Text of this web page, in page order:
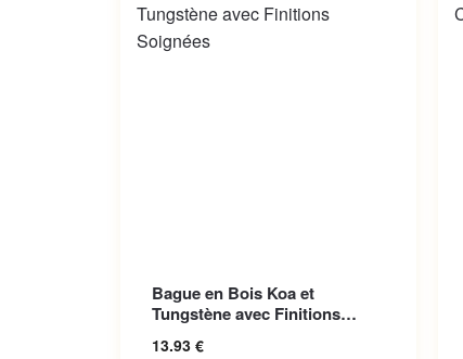
Bague en Bois Koa et
Tungstène avec Finitions
13.93 €
Les options peuvent être choisies